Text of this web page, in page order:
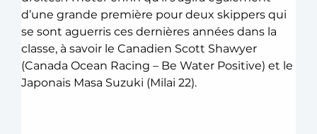
d’une grande première pour deux skippers qui
se sont aguerris ces dernières années dans la
classe, à savoir le Canadien Scott Shawyer
(Canada Ocean Racing – Be Water Positive) et le
Japonais Masa Suzuki (Milai 22).